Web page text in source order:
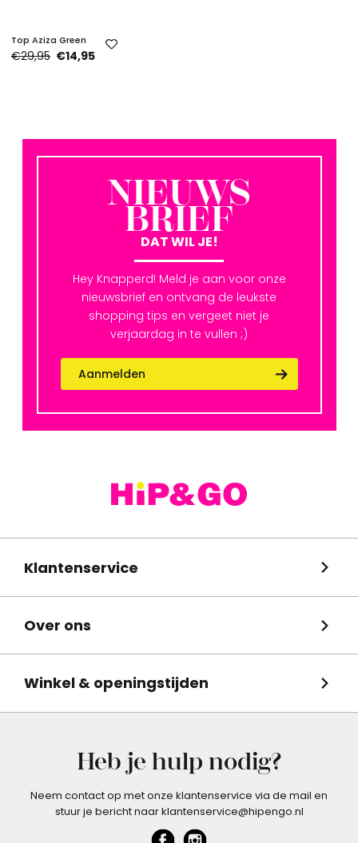
Top Aziza Green
€29,95 €14,95
NIEUWS
BRIEF
DAT WIL JE!
Hey Knapperd! Meld je aan voor onze
nieuwsbrief en ontvang de leukste
shopping tips en vergeet niet je
verjaardag in te vullen ;)
Aanmelden
Klantenservice
Over ons
Winkel & openingstijden
Heb je hulp nodig?
Neem contact op met onze klantenservice via de mail en
stuur je bericht naar klantenservice@hipengo.nl